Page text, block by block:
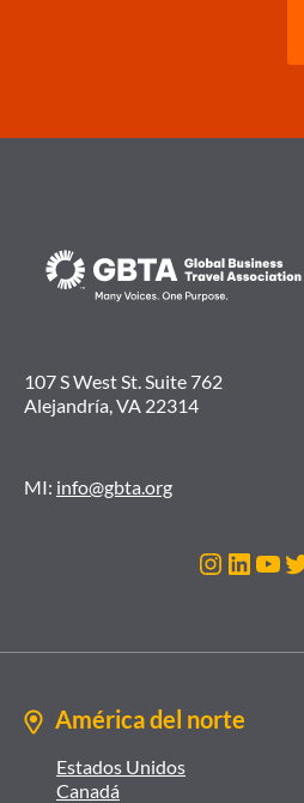
107 S West St. Suite 762
Alejandría, VA 22314
MI: info@gbta.org
América del norte
Estados Unidos
Canadá